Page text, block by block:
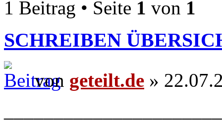
1 Beitrag • Seite 1 von 1
SCHREIBEN
von geteilt.de »